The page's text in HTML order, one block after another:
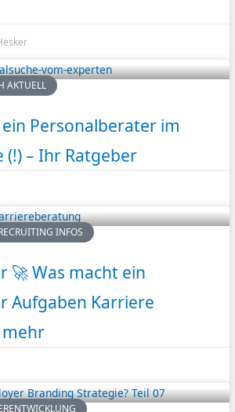
AKTUELL
Personalberater im
(!) – Ihr Ratgeber
INFOS
🚀 Was macht ein
Aufgaben Karriere
mehr